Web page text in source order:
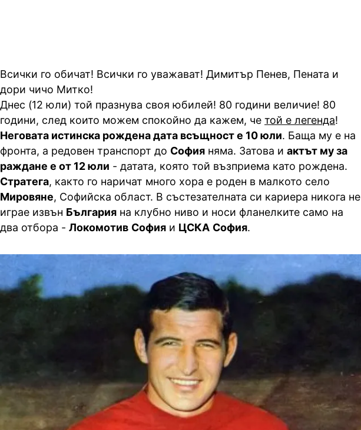
Всички го обичат! Всички го уважават! Димитър Пенев, Пената и
дори чичо Митко!
Днес (12 юли) той празнува своя юбилей! 80 години величие! 80
години, след които можем спокойно да кажем, че той е легенда!
Неговата истинска рождена дата всъщност е 10 юли. Баща му е на
фронта, а редовен транспорт до София няма. Затова и актът му за
раждане е от 12 юли - датата, която той възприема като рождена.
Стратега, както го наричат много хора е роден в малкото село
Мировяне, Софийска област. В състезателната си кариера никога не
играе извън България на клубно ниво и носи фланелките само на
два отбора - Локомотив София и ЦСКА София.